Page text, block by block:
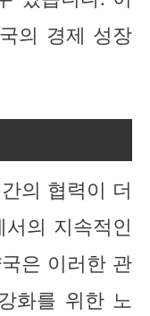
의 경제 성장
의 협력이 더
의 지속적인
은 이러한 관
화를 위한 노